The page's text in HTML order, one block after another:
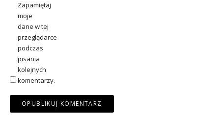
Zapamiętaj
moje
dane w tej
przeglądarce
podczas
pisania
kolejnych
komentarzy.